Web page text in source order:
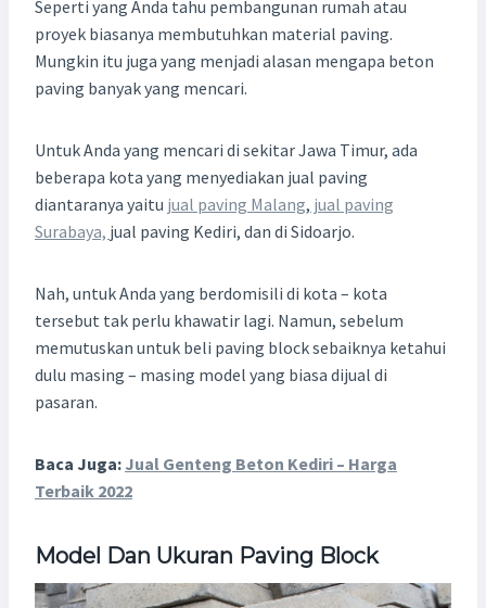
Seperti yang Anda tahu pembangunan rumah atau
proyek biasanya membutuhkan material paving.
Mungkin itu juga yang menjadi alasan mengapa beton
paving banyak yang mencari.
Untuk Anda yang mencari di sekitar Jawa Timur, ada
beberapa kota yang menyediakan jual paving
diantaranya yaitu jual paving Malang, jual paving
Surabaya, jual paving Kediri, dan di Sidoarjo.
Nah, untuk Anda yang berdomisili di kota – kota
tersebut tak perlu khawatir lagi. Namun, sebelum
memutuskan untuk beli paving block sebaiknya ketahui
dulu masing – masing model yang biasa dijual di
pasaran.
Baca Juga: Jual Genteng Beton Kediri – Harga
Terbaik 2022
Model Dan Ukuran Paving Block